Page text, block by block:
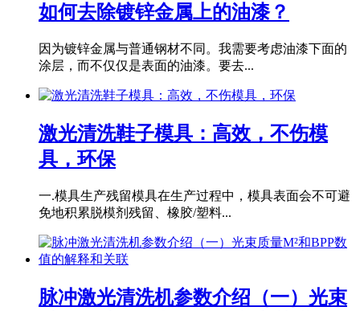
如何去除镀锌金属上的油漆？
因为镀锌金属与普通钢材不同。我需要考虑油漆下面的
涂层，而不仅仅是表面的油漆。要去...
激光清洗鞋子模具：高效，不伤模
具，环保
一.模具生产残留模具在生产过程中，模具表面会不可避
免地积累脱模剂残留、橡胶/塑料...
脉冲激光清洗机参数介绍（一）光束